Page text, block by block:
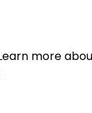
more